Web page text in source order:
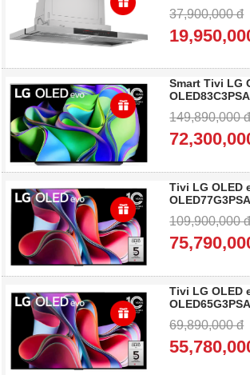
37,900,000 đ
Smart Tivi LG
149,890,000
Tivi LG OLED
góp 0%
109,900,000
Tivi LG OLED
69,890,000 đ